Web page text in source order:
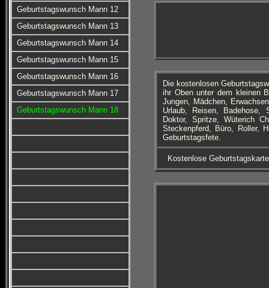
Geburtstagswunsch Mann 12
Geburtstagswunsch Mann 13
Geburtstagswunsch Mann 14
Geburtstagswunsch Mann 15
Geburtstagswunsch Mann 16
Geburtstagswunsch Mann 17
Geburtstagswunsch Mann 18
Die kostenlosen
ihr Oben unter dem kleinen
Jungen, Mädchen,
Urlaub, Reisen, Badehose,
Doktor, Spritze, Wüterich
Steckenpferd, Büro, Roller,
Geburtstagsfete.
Kostenlose